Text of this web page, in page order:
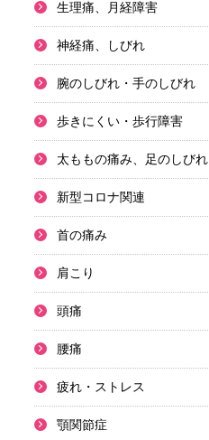
生理痛、月経障害
神経痛、しびれ
腕のしびれ・手のしびれ
歩きにくい・歩行障害
太ももの痛み、足のしびれ
新型コロナ関連
首の痛み
肩こり
頭痛
腰痛
疲れ・ストレス
顎関節症